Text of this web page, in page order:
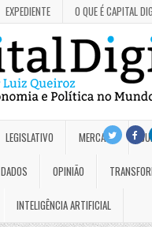
EXPEDIENTE O QUE É CAPITAL
LEGISLATIVO MERCADO
DADOS OPINIÃO
INTELIGÊNCIA ARTIFICIAL